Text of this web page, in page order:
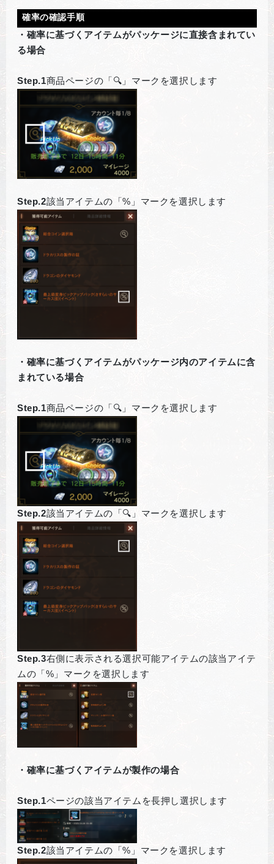
確率の確認手順
・確率に基づくアイテムがパッケージに直接含まれてい
る場合
Step.1商品ページの「🔍」マークを選択します
Step.2該当アイテムの「%」マークを選択します
・確率に基づくアイテムがパッケージ内のアイテムに含
まれている場合
Step.1商品ページの「🔍」マークを選択します
Step.2該当アイテムの「🔍」マークを選択します
Step.3右側に表示される選択可能アイテムの該当アイテ
ムの「%」マークを選択します
・確率に基づくアイテムが製作の場合
Step.1ページの該当アイテムを長押し選択します
Step.2該当アイテムの「%」マークを選択します